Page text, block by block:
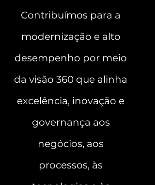
Contribuímos para a
modernização e alto
desempenho por meio
da visão 360 que alinha
excelência, inovação e
governança aos
negócios, aos
processos, às